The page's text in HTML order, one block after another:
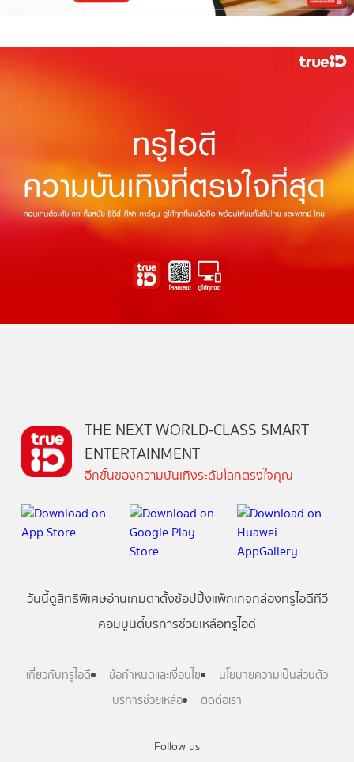
Follow us
THE NEXT WORLD-CLASS SMART
ENTERTAINMENT
อีกขั้นของความบันเทิงระดับโลกตรงใจคุณ
วันนี้ดูสิทธิพิเศษอ่านเกมตาตั้งช้อปปิ้งแพ็กเกจกล่องทรูไอดีทีวี
คอมมูนิตี้บริการช่วยเหลือทรูไอดี
เกี่ยวกับทรูไอดี ข้อกำหนดและเงื่อนไข
นโยบายความเป็นส่วนตัว
บริการช่วยเหลือ
ติดต่อเรา